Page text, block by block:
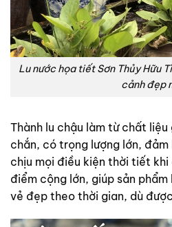
Lu nước họa tiết Sơn Thủy Hữu
cảnh đẹp
Thành lu chậu làm từ chất
chắn, có trọng lượng lớn,
chịu mọi điều kiện thời tiết
điểm cộng lớn, giúp sản
vẻ đẹp theo thời gian, dù